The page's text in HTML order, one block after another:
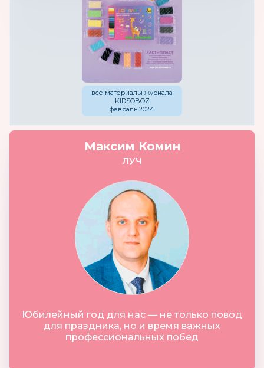
все материалы журнала
KIDSOBOZ
февраль 2024
Максим Комин
ЛУЧ
Юбилейный год для нас — не только повод
для праздника, но и время важных
профессиональных побед